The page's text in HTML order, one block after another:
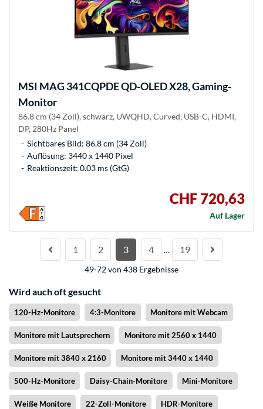
MSI MAG 341CQPDE QD-OLED X28, Gaming-
Monitor
86.8 cm (34 Zoll), schwarz, UWQHD, Curved, USB-C, HDMI,
DP, 280Hz Panel
Sichtbares Bild: 86,8 cm (34 Zoll)
Auflösung: 3440 x 1440 Pixel
Reaktionszeit: 0.03 ms (GtG)
CHF 720,63
Auf Lager
1 2 3 4 … 19
49-72 von 438 Ergebnisse
Wird auch oft gesucht
120-Hz-Monitore 4:3-Monitore Monitore mit Webcam
Monitore mit Lautsprechern Monitore mit 2560 x 1440
Monitore mit 3840 x 2160 Monitore mit 3440 x 1440
500-Hz-Monitore Daisy-Chain-Monitore Mini-Monitore
Weiße Monitore 22-Zoll-Monitore HDR-Monitore